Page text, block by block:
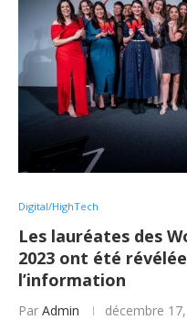
Digital/HighTech
Les lauréates des
2023 ont été
l’information
Par Admin décembre